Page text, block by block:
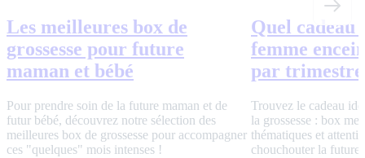
meilleures box de grossesse
future maman et bébé
prendre soin de la future maman et de futur
découvrez notre sélection des meilleures box
grossesse pour accompagner ces "quelques"
intenses !
Quel
femme
par trimestre
Trouvez le cadeau
la grossesse : box
thématiques et
chouchouter la future